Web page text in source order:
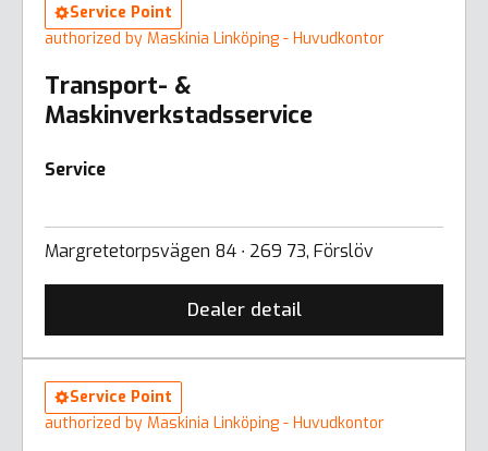
Service Point
authorized by Maskinia Linköping - Huvudkontor
Transport- &
Maskinverkstadsservice
Service
Margretetorpsvägen 84 ∙ 269 73, Förslöv
Dealer detail
Service Point
authorized by Maskinia Linköping - Huvudkontor